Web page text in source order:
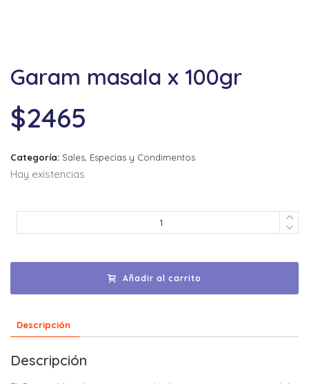
Garam masala x 100gr
$2465
Categoría: Sales, Especias y Condimentos
Hay existencias
Añadir al carrito
Descripción
Descripción